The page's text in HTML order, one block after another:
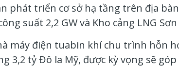
phát triển cơ sở hạ tầng trên địa
suất 2,2 GW và Kho cảng LNG Sơn
máy điện tuabin khí chu trình hỗn
3,2 tỷ Đô la Mỹ, được kỳ vọng sẽ